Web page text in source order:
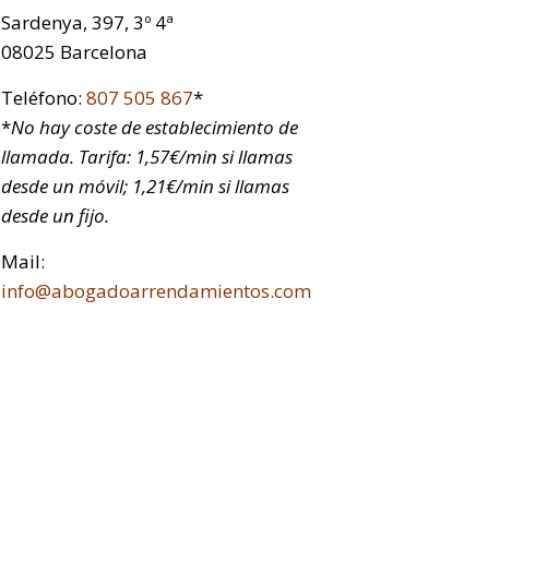
Sardenya, 397, 3º 4ª
08025 Barcelona
Teléfono:807 505 867*
*No hay coste de establecimiento de
llamada. Tarifa: 1,57€/min si llamas
desde un móvil; 1,21€/min si llamas
desde un fijo.
Mail:
info@abogadoarrendamientos.com